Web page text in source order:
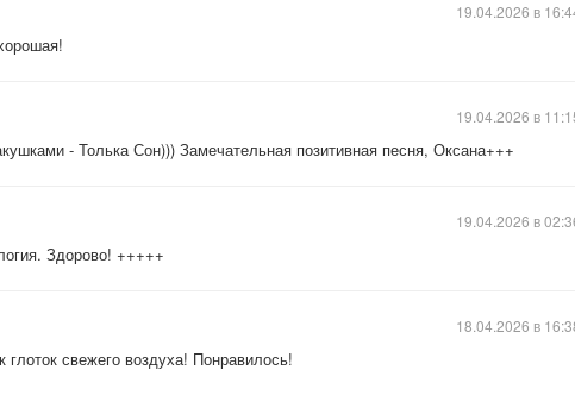
19.04.2026 в
- Толька Сон))) Замечательная позитивная песня, Оксана+++
19.04.2026 в
Здорово! +++++
19.04.2026 в
глоток свежего воздуха! Понравилось!
18.04.2026 в